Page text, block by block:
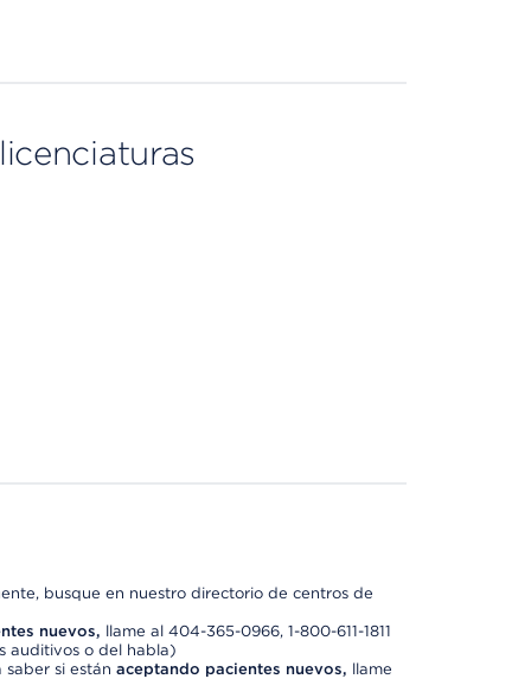
busque en nuestro directorio de centros de
nuevos, llame al 404-365-0966, 1-800-611-1811
auditivos o del habla)
si están aceptando pacientes nuevos, llame